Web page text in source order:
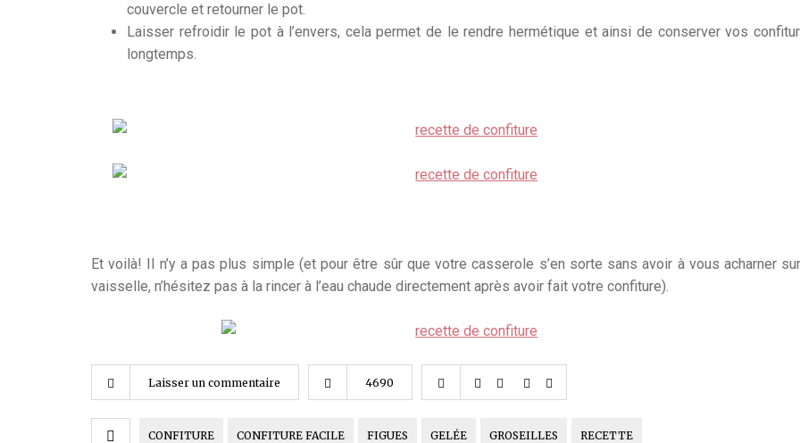
couvercle et retourner le pot.
Laisser refroidir le pot à l’envers, cela permet de le rendre hermétique et ainsi de conserver vos
longtemps.
Et voilà! Il n’y a pas plus simple (et pour être sûr que votre casserole s’en sorte sans avoir à vous acharner
vaisselle, n’hésitez pas à la rincer à l’eau chaude directement après avoir fait votre confiture).
Laisser un commentaire 4690
CONFITURE CONFITURE FACILE FIGUES GELÉE GROSEILLES RECETTE